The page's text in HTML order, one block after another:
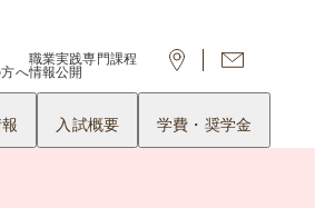
へ
職業実践専門課程
情報公開
入試概要 学費・奨学金